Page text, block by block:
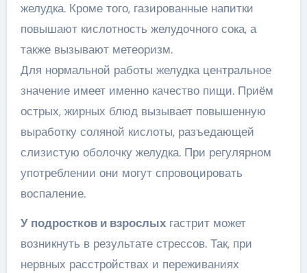
желудка. Кроме того, газированные напитки
повышают кислотность желудочного сока, а
также вызывают метеоризм.
Для нормальной работы желудка центральное
значение имеет именно качество пищи. Приём
острых, жирных блюд вызывает повышенную
выработку соляной кислоты, разъедающей
слизистую оболочку желудка. При регулярном
употреблении они могут спровоцировать
воспаление.
У подростков и взрослыхгастрит может
возникнуть в результате стрессов. Так, при
нервных расстройствах и переживаниях